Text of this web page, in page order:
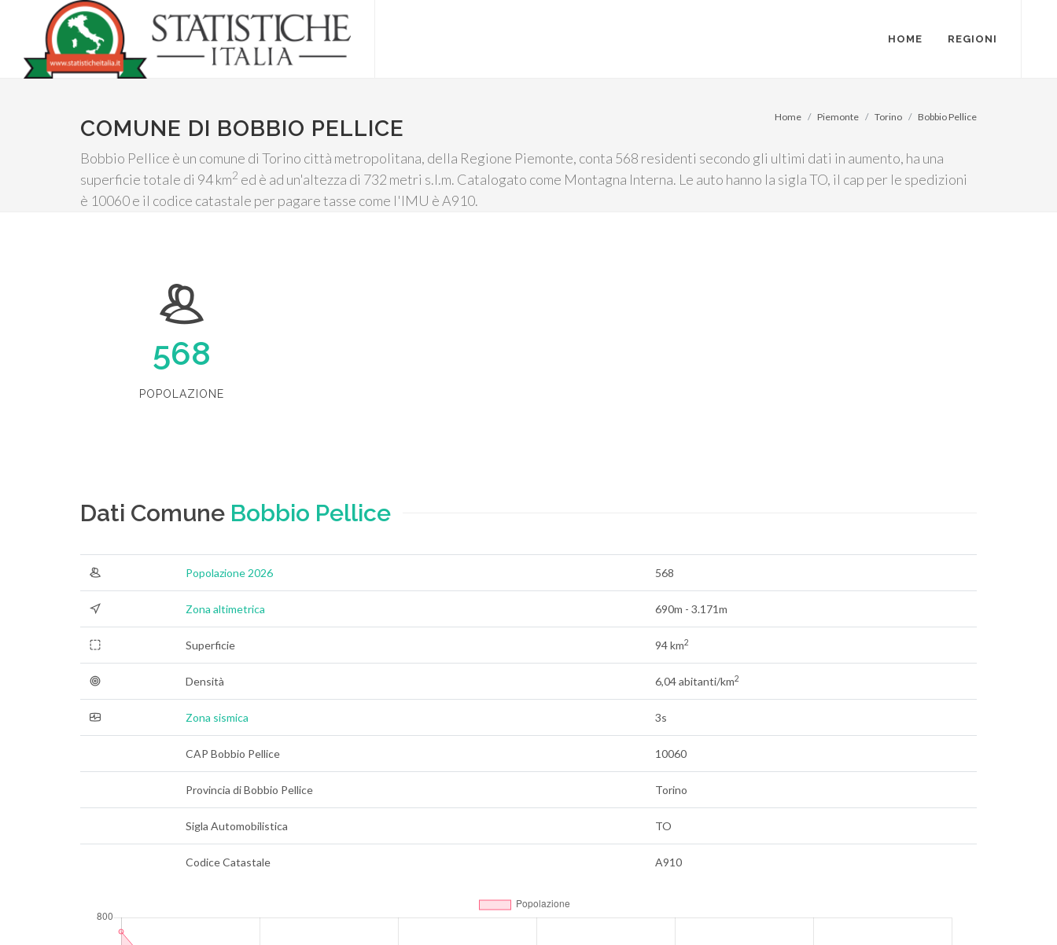
HOME REGIONI
COMUNE DI BOBBIO PELLICE
Bobbio Pellice è un comune di Torino città metropolitana, della Regione Piemonte, conta 568 residenti secondo gli ultimi dati in aumento, ha una
superficie totale di 94 km2 ed è ad un'altezza di 732 metri s.l.m. Catalogato come Montagna Interna. Le auto hanno la sigla TO, il cap per le spedizioni
è 10060 e il codice catastale per pagare tasse come l'IMU è A910.
Home Piemonte Torino Bobbio Pellice
568
POPOLAZIONE
Dati Comune Bobbio Pellice
Popolazione 2026 568
Zona altimetrica 690m - 3.171m
Superficie 94 km2
Densità 6,04 abitanti/km2
Zona sismica 3s
CAP Bobbio Pellice 10060
Provincia di Bobbio Pellice Torino
Sigla Automobilistica TO
Codice Catastale A910